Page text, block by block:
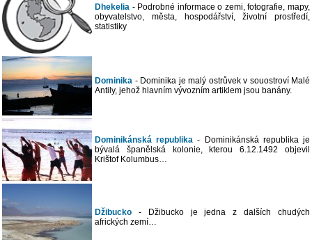
Dhekelia - Podrobné informace o zemi, fotografie, mapy,
obyvatelstvo, města, hospodářství, životní prostředí,
statistiky
Dominika - Dominika je malý ostrůvek v souostroví Malé
Antily, jehož hlavním vývozním artiklem jsou banány.
Dominikánská republika - Dominikánská republika je
bývalá španělská kolonie, kterou 6.12.1492 objevil
Krištof Kolumbus…
Džibucko - Džibucko je jedna z dalších chudých
afrických zemí…